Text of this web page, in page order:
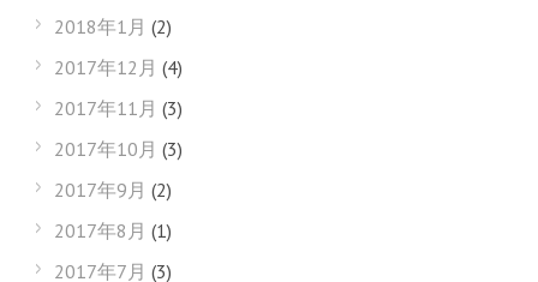
2018年1月 (2)
2017年12月 (4)
2017年11月 (3)
2017年10月 (3)
2017年9月 (2)
2017年8月 (1)
2017年7月 (3)